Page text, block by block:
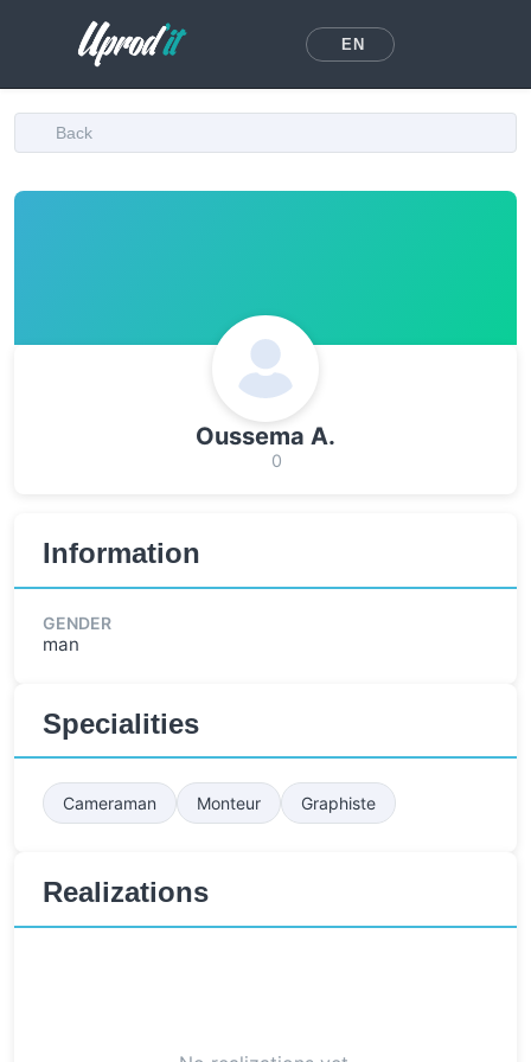
EN
Back
Oussema A.
0
Information
GENDER
man
Specialities
Cameraman Monteur Graphiste
Realizations